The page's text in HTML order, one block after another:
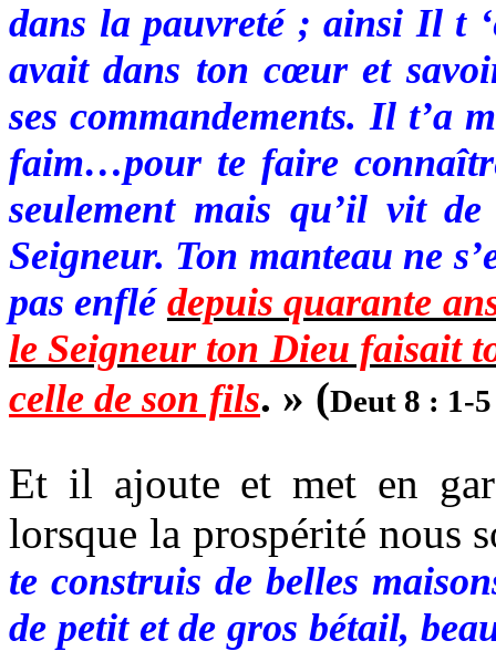
dans la pauvreté ; ainsi Il t
avait dans ton cœur et
ses commandements. Il t’a
faim…pour te faire
seulement mais qu’il vit
Seigneur. Ton manteau ne
pas enflé depuis quarante
le Seigneur ton Dieu faisait
celle de son fils. » (Deut 8 : 1-5
Et il ajoute et met en
lorsque la prospérité nous
te construis de belles
de petit et de gros bétail,